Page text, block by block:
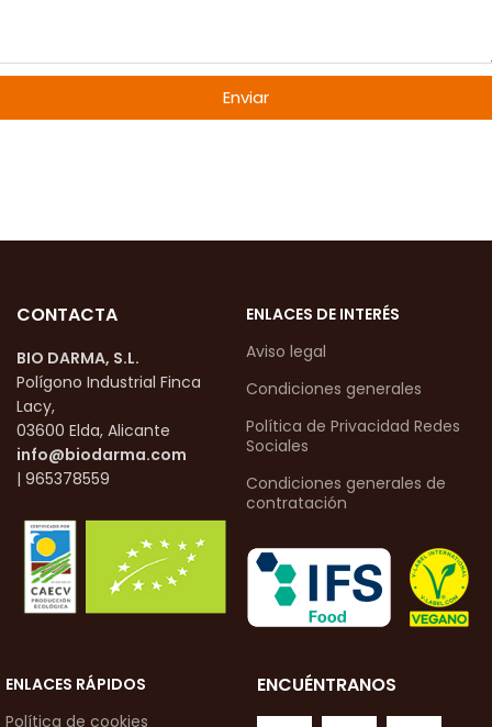
Enviar
CONTACTA
BIO DARMA, S.L.
Polígono Industrial Finca
Lacy,
03600 Elda, Alicante
info@biodarma.com
| 965378559
ENLACES DE INTERÉS
Aviso legal
Condiciones generales
Política de Privacidad Redes
Sociales
Condiciones generales de
contratación
ENLACES RÁPIDOS
Política de cookies
ENCUÉNTRANOS